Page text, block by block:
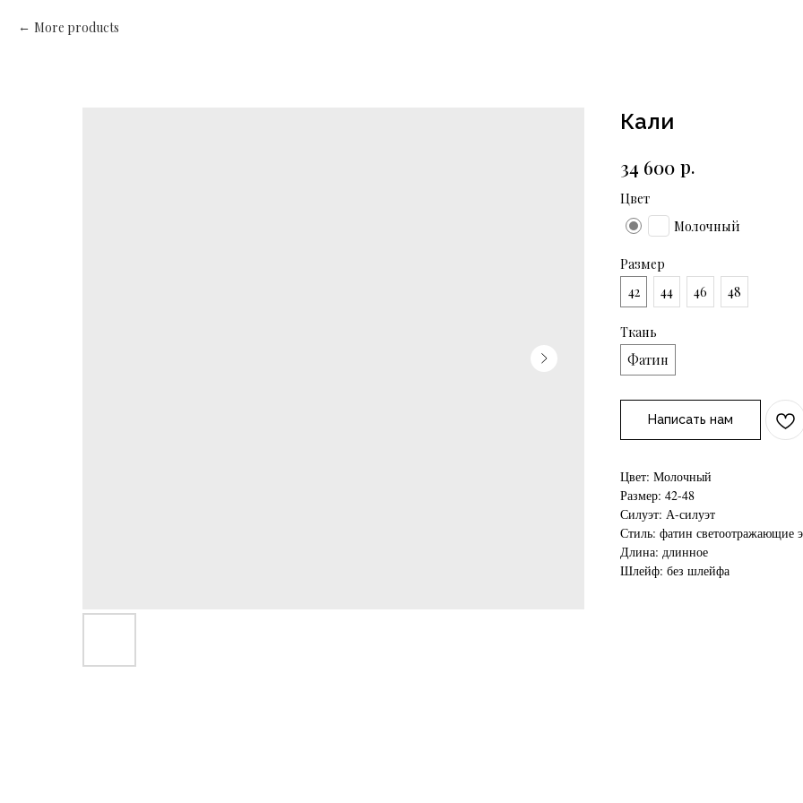
More products
Кали
34 600 р.
Цвет
Молочный
Размер
42
44 46 48
Ткань
Фатин
Написать нам
Цвет: Молочный
Размер: 42-48
Силуэт: А-силуэт
Стиль: фатин светоотражающие
Длина: длинное
Шлейф: без шлейфа